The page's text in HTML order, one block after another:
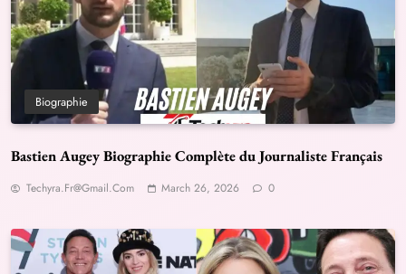
Biographie
Bastien Augey Biographie Complète du Journaliste Français
Techyra.fr@gmail.com March 26, 2026 0